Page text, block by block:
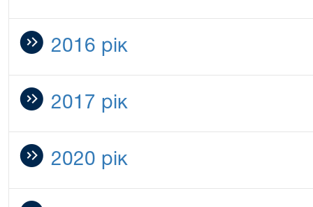
2016 рік
2017 рік
2020 рік